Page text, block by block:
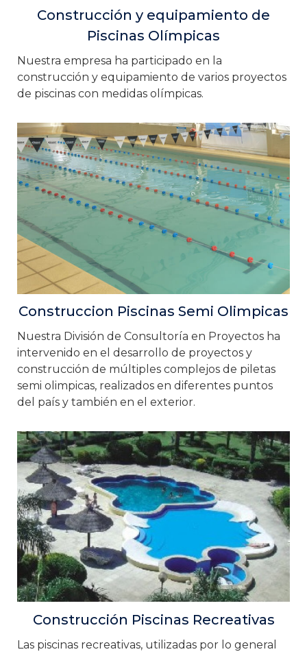
Construcción y equipamiento de
Piscinas Olímpicas
Nuestra empresa ha participado en la
construcción y equipamiento de varios proyectos
de piscinas con medidas olímpicas.
Construccion Piscinas Semi Olimpicas
Nuestra División de Consultoría en Proyectos ha
intervenido en el desarrollo de proyectos y
construcción de múltiples complejos de piletas
semi olimpicas, realizados en diferentes puntos
del país y también en el exterior.
Construcción Piscinas Recreativas
Las piscinas recreativas, utilizadas por lo general